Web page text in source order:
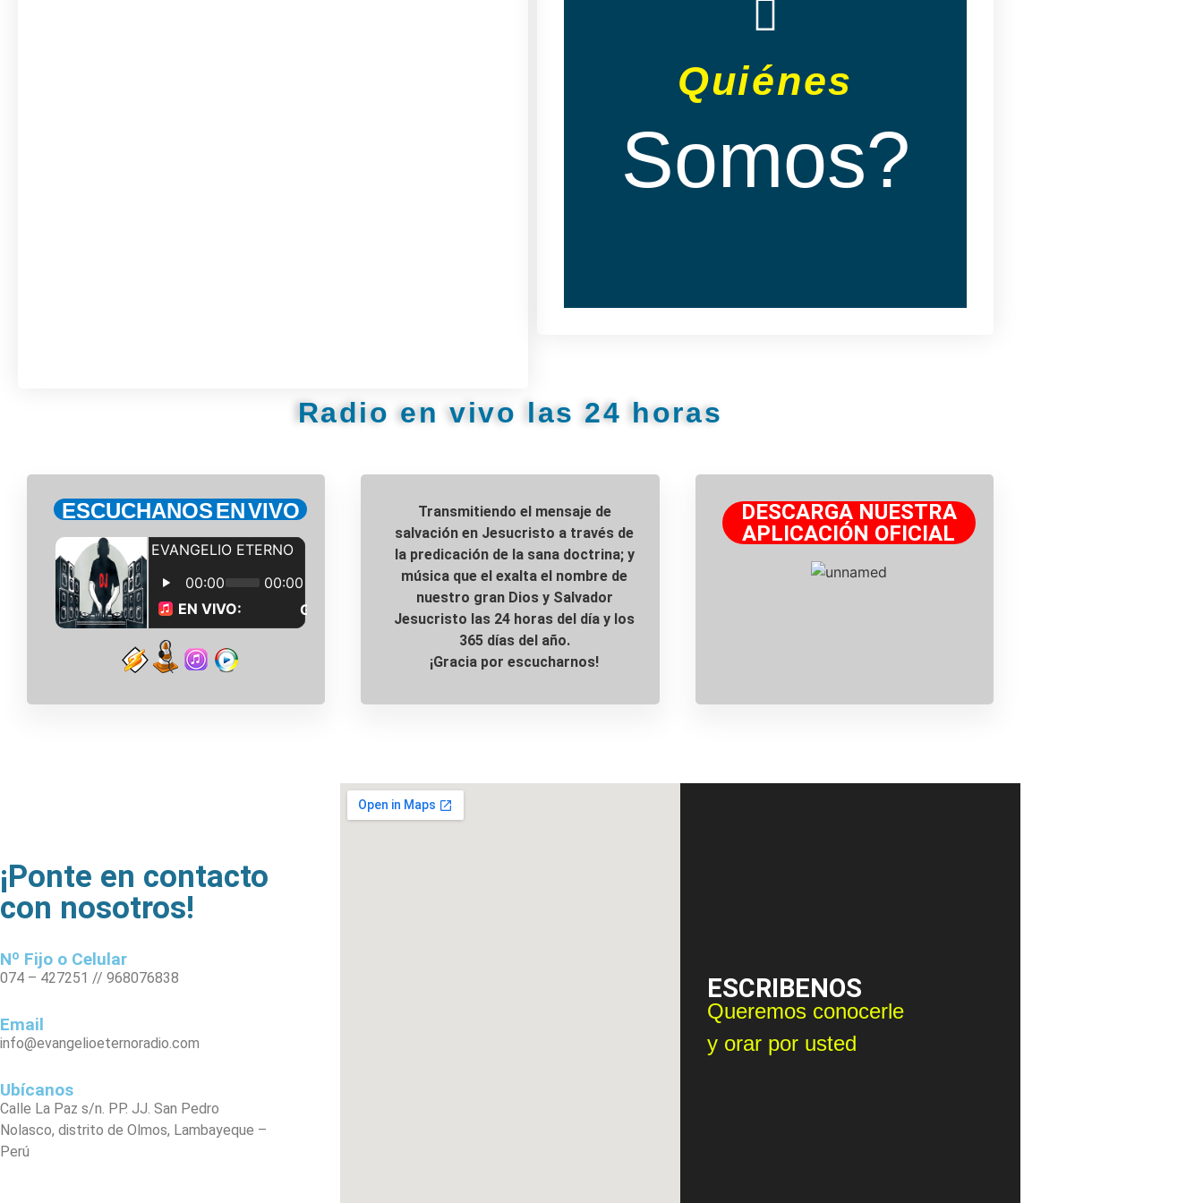
Quiénes
Somos?
glorificar y exaltar el nombre de nuestro Señor
Jesucristo y anunciar el evangelio de la gracia
doctrina y alabar al Señor en nuestros
corazones con Salmos, himnos y cánticos
espirituales (Colosenses 3:16). No predicamos
Radio en vivo las 24 horas
ESCUCHANOS EN VIVO
Transmitiendo el mensaje de
salvación en Jesucristo a través de
la predicación de la sana doctrina; y
música que el exalta el nombre de
nuestro gran Dios y Salvador
Jesucristo las 24 horas del día y los
365 días del año.
¡Gracia por escucharnos!
DESCARGA NUESTRA
APLICACIÓN OFICIAL
¡Ponte en contacto
con nosotros!
Nº Fijo o Celular
074 – 427251 // 968076838
Email
info@evangelioeternoradio.com
Ubícanos
Calle La Paz s/n. PP. JJ. San Pedro
Nolasco, distrito de Olmos, Lambayeque –
Perú
ESCRIBENOS
Queremos conocerle
y orar por usted